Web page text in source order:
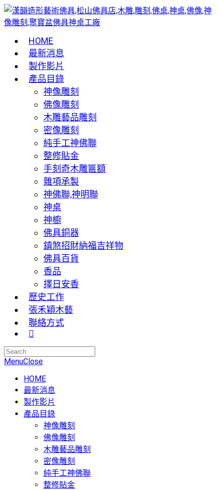
HOME
最新消息
製作影片
產品目錄
神像雕刻
佛像雕刻
木雕藝品雕刻
密像雕刻
純手工神佛聯
整修貼金
手刻奇木雕匾額
雜項承製
神佛聯,神明聯
神桌
神櫥
佛具銅器
鎮煞招財納福吉祥物
佛具百貨
香品
擇日安香
歷史工作
張禾穎木藝
聯絡方式
MenuClose
HOME
最新消息
製作影片
產品目錄
神像雕刻
佛像雕刻
木雕藝品雕刻
密像雕刻
純手工神佛聯
整修貼金